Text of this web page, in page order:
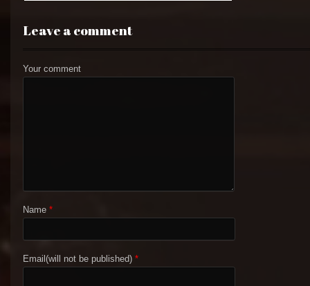
Leave a comment
Your comment
Name *
Email(will not be published) *